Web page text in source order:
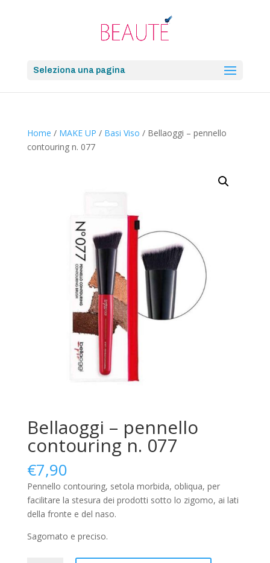
Seleziona una pagina
Home / MAKE UP / Basi Viso / Bellaoggi – pennello
contouring n. 077
Bellaoggi – pennello
contouring n. 077
€7,90
Pennello contouring, setola morbida, obliqua, per
facilitare la stesura dei prodotti sotto lo zigomo, ai lati
della fronte e del naso.
Sagomato e preciso.